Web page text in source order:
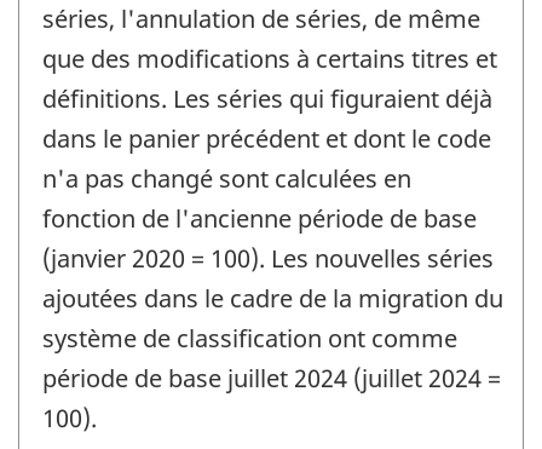
séries, l'annulation de séries, de même
que des modifications à certains titres et
définitions. Les séries qui figuraient déjà
dans le panier précédent et dont le code
n'a pas changé sont calculées en
fonction de l'ancienne période de base
(janvier 2020 = 100). Les nouvelles séries
ajoutées dans le cadre de la migration du
système de classification ont comme
période de base juillet 2024 (juillet 2024 =
100).